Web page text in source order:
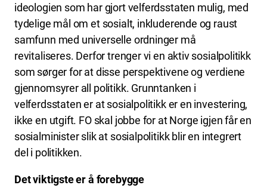
ideologien som har gjort velferdsstaten mulig, med
tydelige mål om et sosialt, inkluderende og raust
samfunn med universelle ordninger må
revitaliseres. Derfor trenger vi en aktiv sosialpolitikk
som sørger for at disse perspektivene og verdiene
gjennomsyrer all politikk. Grunntanken i
velferdsstaten er at sosialpolitikk er en investering,
ikke en utgift. FO skal jobbe for at Norge igjen får en
sosialminister slik at sosialpolitikk blir en integrert
del i politikken.
Det viktigste er å forebygge